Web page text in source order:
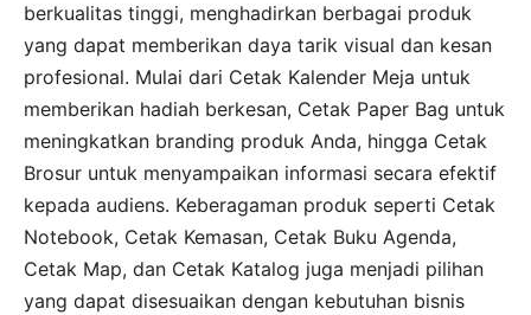
berkualitas tinggi, menghadirkan berbagai produk
yang dapat memberikan daya tarik visual dan kesan
profesional. Mulai dari Cetak Kalender Meja untuk
memberikan hadiah berkesan, Cetak Paper Bag untuk
meningkatkan branding produk Anda, hingga Cetak
Brosur untuk menyampaikan informasi secara efektif
kepada audiens. Keberagaman produk seperti Cetak
Notebook, Cetak Kemasan, Cetak Buku Agenda,
Cetak Map, dan Cetak Katalog juga menjadi pilihan
yang dapat disesuaikan dengan kebutuhan bisnis